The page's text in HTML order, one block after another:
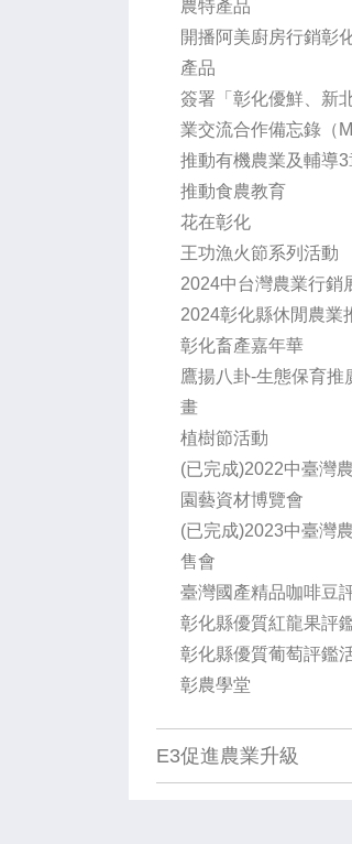
農特產品
開播阿美廚房行銷彰
產品
簽署「彰化優鮮、新
業交流合作備忘錄（
推動有機農業及輔導
推動食農教育
花在彰化
王功漁火節系列活動
2024中台灣農業行銷
2024彰化縣休閒農業
彰化畜產嘉年華
鷹揚八卦-生態保育推
畫
植樹節活動
(已完成)2022中臺灣
園藝資材博覽會
(已完成)2023中臺灣
售會
臺灣國產精品咖啡豆
彰化縣優質紅龍果評
彰化縣優質葡萄評鑑
彰農學堂
E3促進農業升級